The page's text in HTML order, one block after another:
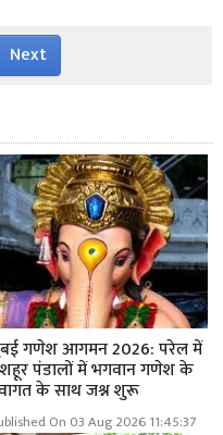
Next
गणेश आगमन 2026: परेल में
पंडालों में भगवान गणेश के
के साथ जश्न शुरू
On 03 Aug 2026 11:45:37